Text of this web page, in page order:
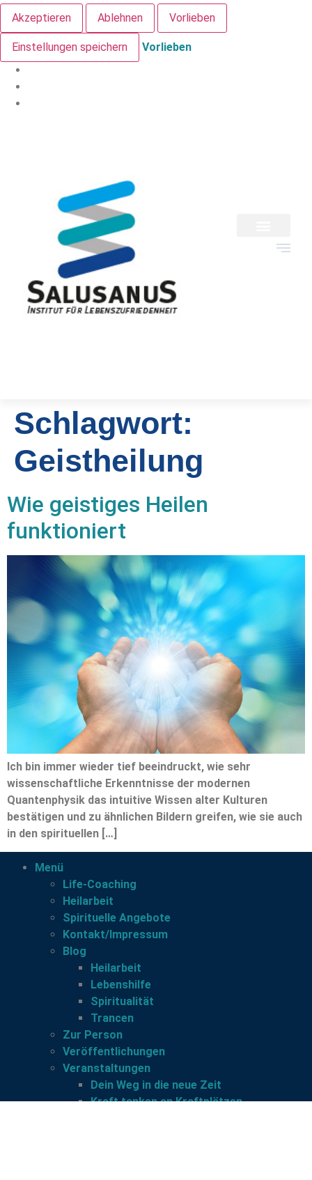
Akzeptieren
Ablehnen Vorlieben
Einstellungen speichern Vorlieben
Schlagwort:
Geistheilung
Wie geistiges Heilen
funktioniert
Ich bin immer wieder tief beeindruckt, wie sehr
wissenschaftliche Erkenntnisse der modernen
Quantenphysik das intuitive Wissen alter Kulturen
bestätigen und zu ähnlichen Bildern greifen, wie sie auch
in den spirituellen […]
Menü
Life-Coaching
Heilarbeit
Spirituelle Angebote
Kontakt/Impressum
Blog
Heilarbeit
Lebenshilfe
Spiritualität
Trancen
Zur Person
Veröffentlichungen
Veranstaltungen
Dein Weg in die neue Zeit
Kraft tanken an Kraftplätzen